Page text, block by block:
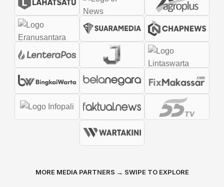
MORE MEDIA PARTNERS → SWIPE TO EXPLORE